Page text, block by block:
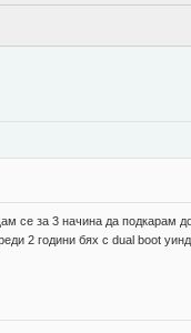
за 3 начина да подкарам
2 години бях с dual boot